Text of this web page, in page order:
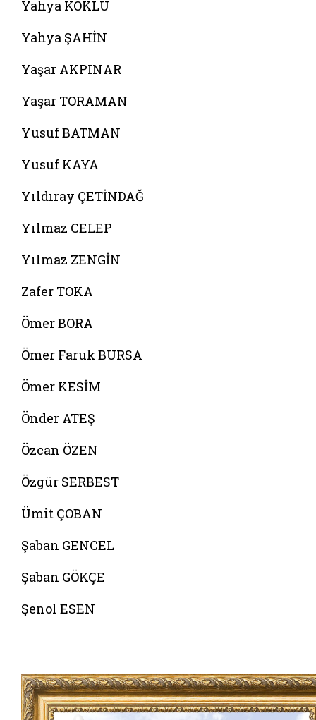
Yahya KÖKLÜ
Yahya ŞAHİN
Yaşar AKPINAR
Yaşar TORAMAN
Yusuf BATMAN
Yusuf KAYA
Yıldıray ÇETİNDAĞ
Yılmaz CELEP
Yılmaz ZENGİN
Zafer TOKA
Ömer BORA
Ömer Faruk BURSA
Ömer KESİM
Önder ATEŞ
Özcan ÖZEN
Özgür SERBEST
Ümit ÇOBAN
Şaban GENCEL
Şaban GÖKÇE
Şenol ESEN